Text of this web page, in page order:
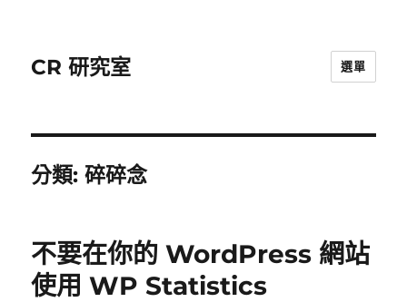
CR 研究室 選單
分類:碎碎念
不要在你的 WordPress 網站
使用 WP Statistics